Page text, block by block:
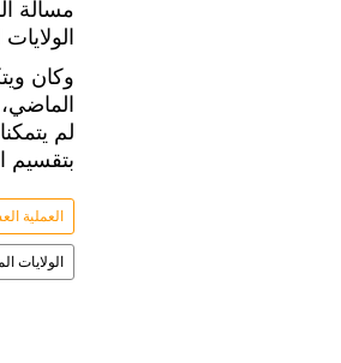
مسألة
وكان
الماضي،
لم
بتقسيم النقاط الـ27 للخطة الأصلية
العملية
الولايات